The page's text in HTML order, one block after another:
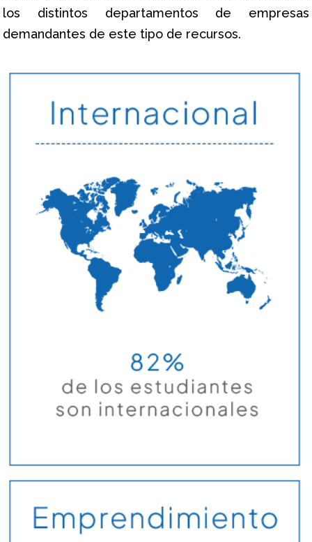
los distintos departamentos de empresas
demandantes de este tipo de recursos.